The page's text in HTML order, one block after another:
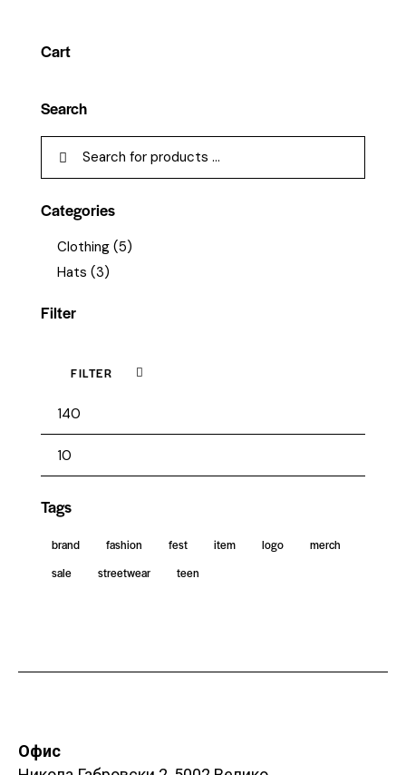
Cart
Search
Categories
Clothing (5)
Hats (3)
Filter
FILTER
Tags
brand fashion fest item logo
merch
sale
streetwear teen
Офис